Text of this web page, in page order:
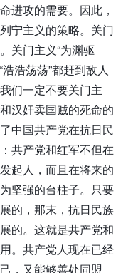
进攻的需要。因此，
宁主义的策略。关门
关门主义“为渊驱
浩荡荡”都赶到敌人
们一定不要关门主
汉奸卖国贼的死命的
中国共产党在抗日民
共产党和红军不但在
起人，而且在将来的
坚强的台柱子。只要
的，那末，抗日民族
的。这就是共产党和
。共产党人现在已经
，又能够善处同盟